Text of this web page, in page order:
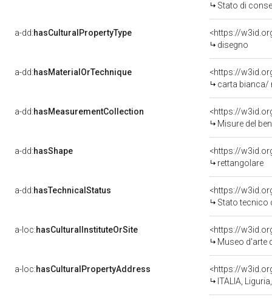
Stato di
a-dd:hasCulturalPropertyType
<https://
disegno
a-dd:hasMaterialOrTechnique
<https://
carta bianca/
a-dd:hasMeasurementCollection
<https://
Misure del
a-dd:hasShape
<https://
rettangolare
a-dd:hasTechnicalStatus
<https://
Stato tecnico
a-loc:hasCulturalInstituteOrSite
<https://
Museo d'arte
a-loc:hasCulturalPropertyAddress
<https://
ITALIA,